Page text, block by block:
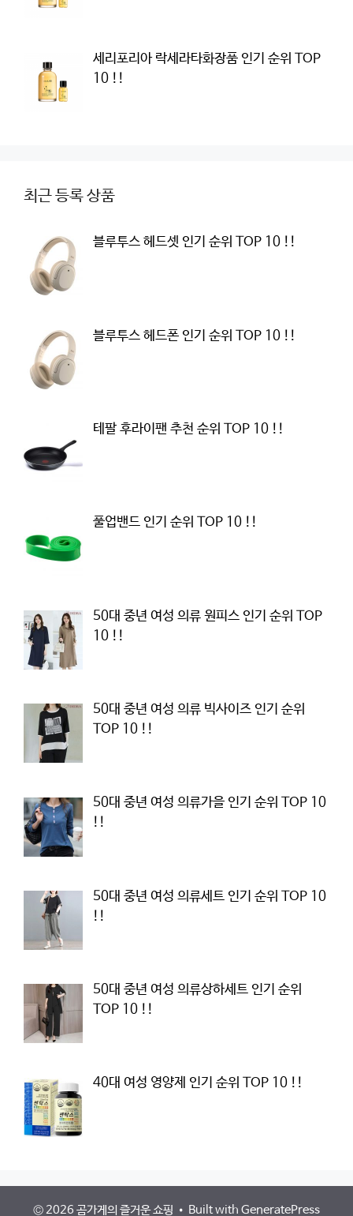
세리포리아 락세라타화장품 인기 순위 TOP
10 !!
최근 등록 상품
블루투스 헤드셋 인기 순위 TOP 10 !!
블루투스 헤드폰 인기 순위 TOP 10 !!
테팔 후라이팬 추천 순위 TOP 10 !!
풀업밴드 인기 순위 TOP 10 !!
50대 중년 여성 의류 원피스 인기 순위 TOP
10 !!
50대 중년 여성 의류 빅사이즈 인기 순위
TOP 10 !!
50대 중년 여성 의류가을 인기 순위 TOP 10
!!
50대 중년 여성 의류세트 인기 순위 TOP 10
!!
50대 중년 여성 의류상하세트 인기 순위
TOP 10 !!
40대 여성 영양제 인기 순위 TOP 10 !!
© 2026 곰가게의 즐거운 쇼핑 • Built with GeneratePress